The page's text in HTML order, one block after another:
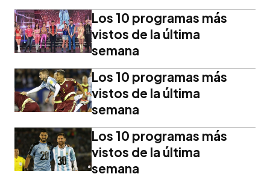
Los 10 programas más
vistos de la última
semana
Los 10 programas más
vistos de la última
semana
Los 10 programas más
vistos de la última
semana